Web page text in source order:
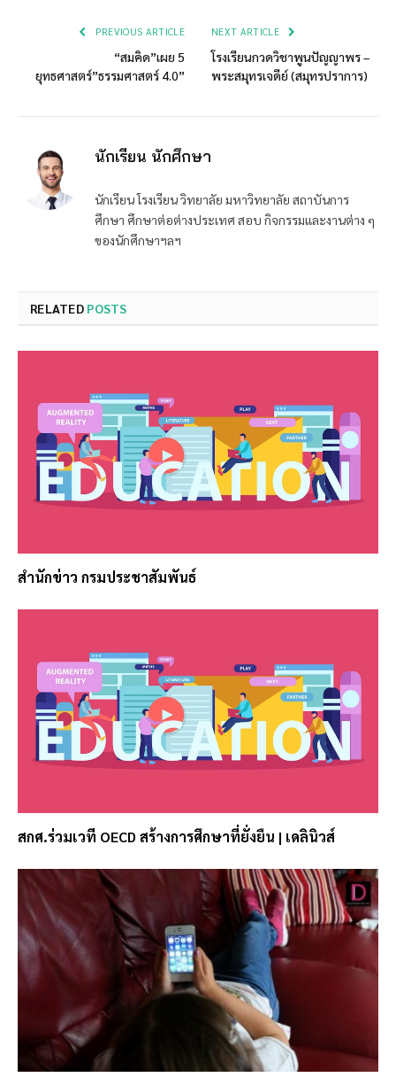
PREVIOUS ARTICLE
“สมคิด”เผย 5
ยุทธศาสตร์”ธรรมศาสตร์ 4.0”
NEXT ARTICLE
โรงเรียนกวดวิชาพูนปัญญาพร –
พระสมุทรเจดีย์ (สมุทรปราการ)
นักเรียน นักศึกษา
นักเรียน โรงเรียน วิทยาลัย มหาวิทยาลัย สถาบันการ
ศึกษา ศึกษาต่อต่างประเทศ สอบ กิจกรรมและงานต่าง ๆ
ของนักศึกษาฯลฯ
RELATED POSTS
สำนักข่าว กรมประชาสัมพันธ์
สกศ.ร่วมเวที OECD สร้างการศึกษาที่ยั่งยืน | เดลินิวส์